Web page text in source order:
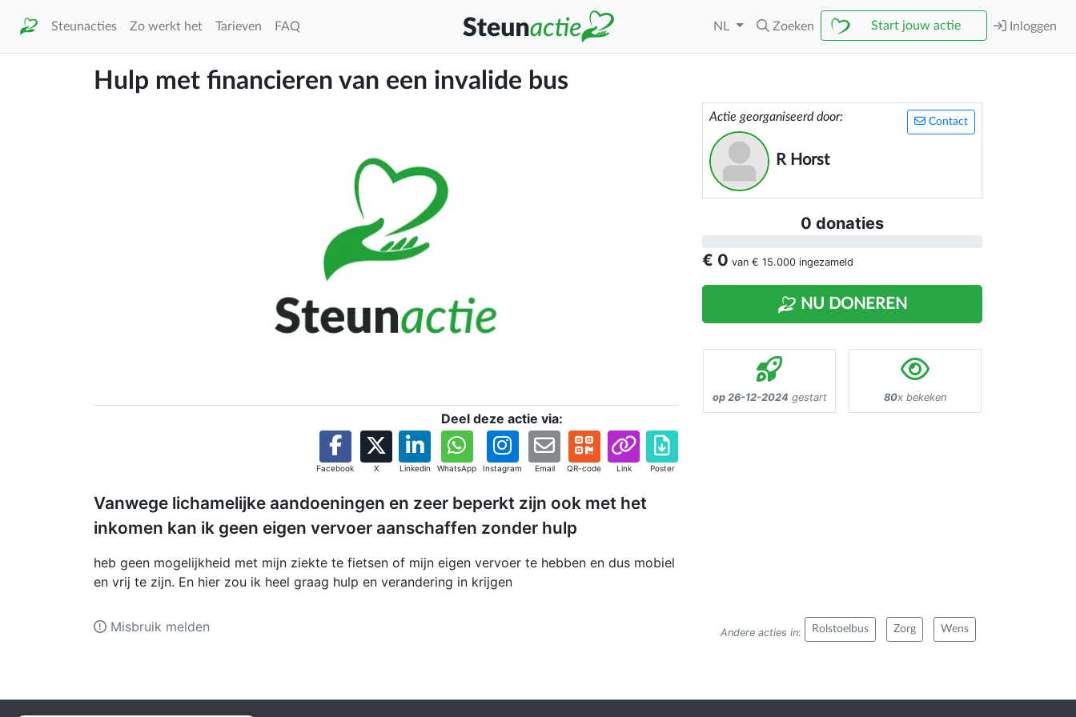
Steunacties Zo werkt het Tarieven FAQ NL Zoeken Start jouw actie Inloggen
Hulp met financieren van een invalide bus
Deel deze actie via:
Facebook X Linkedin WhatsApp Instagram Email QR-code Link Poster
Vanwege lichamelijke aandoeningen en zeer beperkt zijn ook met het
inkomen kan ik geen eigen vervoer aanschaffen zonder hulp
heb geen mogelijkheid met mijn ziekte te fietsen of mijn eigen vervoer te hebben en dus mobiel
en vrij te zijn. En hier zou ik heel graag hulp en verandering in krijgen
Contact
Actie georganiseerd door:
R Horst
0 donaties
€ 0 van € 15.000 ingezameld
NU DONEREN
op 26-12-2024 gestart 80x bekeken
Andere acties in: Rolstoelbus Zorg Wens
Misbruik melden